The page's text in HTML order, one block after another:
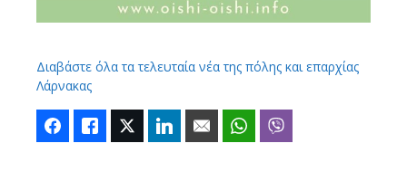
Διαβάστε όλα τα τελευταία νέα της πόλης και επαρχίας
Λάρνακας
FacebookLike Twitter LinkedIn Email WhatsApp